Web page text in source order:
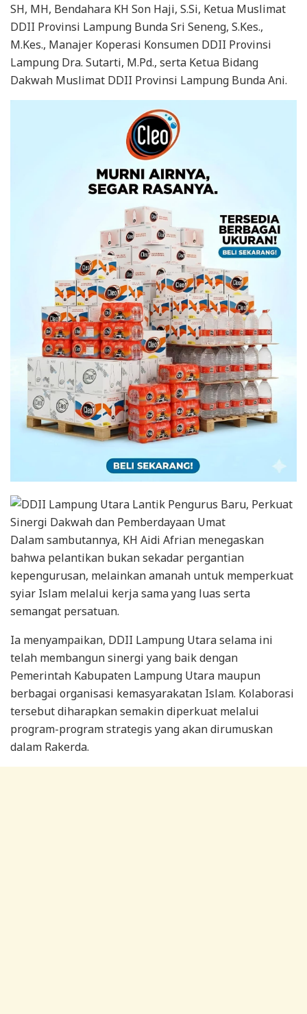
SH, MH, Bendahara KH Son Haji, S.Si, Ketua Muslimat
DDII Provinsi Lampung Bunda Sri Seneng, S.Kes.,
M.Kes., Manajer Koperasi Konsumen DDII Provinsi
Lampung Dra. Sutarti, M.Pd., serta Ketua Bidang
Dakwah Muslimat DDII Provinsi Lampung Bunda Ani.
Dalam sambutannya, KH Aidi Afrian menegaskan
bahwa pelantikan bukan sekadar pergantian
kepengurusan, melainkan amanah untuk memperkuat
syiar Islam melalui kerja sama yang luas serta
semangat persatuan.
Ia menyampaikan, DDII Lampung Utara selama ini
telah membangun sinergi yang baik dengan
Pemerintah Kabupaten Lampung Utara maupun
berbagai organisasi kemasyarakatan Islam. Kolaborasi
tersebut diharapkan semakin diperkuat melalui
program-program strategis yang akan dirumuskan
dalam Rakerda.